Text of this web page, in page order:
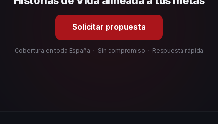
Solicitar propuesta
Cobertura en toda España · Sin compromiso · Respuesta rápida